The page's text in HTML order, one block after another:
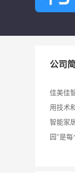
公司
佳美佳
用技术
智能家
园”是